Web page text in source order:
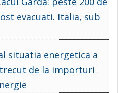
evacuati. Italia, sub
situatia energetica a
trecut de la importuri